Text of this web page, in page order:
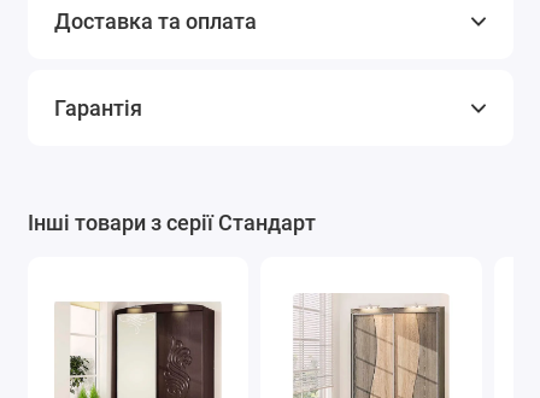
Доставка та оплата
Гарантія
Інші товари з серії Стандарт